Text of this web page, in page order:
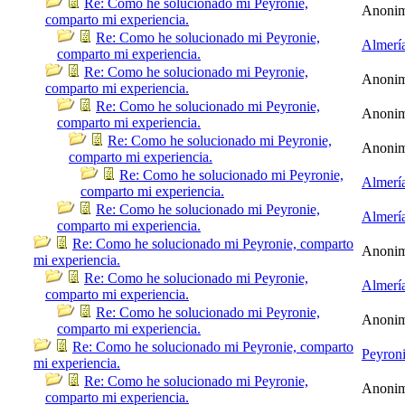
Re: Como he solucionado mi Peyronie,
comparto mi experiencia.
Re: Como he solucionado mi Peyronie,
comparto mi experiencia.
Re: Como he solucionado mi Peyronie,
comparto mi experiencia.
Re: Como he solucionado mi Peyronie,
comparto mi experiencia.
Re: Como he solucionado mi Peyronie,
comparto mi experiencia.
Re: Como he solucionado mi Peyronie,
comparto mi experiencia.
Re: Como he solucionado mi Peyronie,
comparto mi experiencia.
Re: Como he solucionado mi Peyronie, comparto
mi experiencia.
Re: Como he solucionado mi Peyronie,
comparto mi experiencia.
Re: Como he solucionado mi Peyronie,
comparto mi experiencia.
Re: Como he solucionado mi Peyronie, comparto
mi experiencia.
Re: Como he solucionado mi Peyronie,
comparto mi experiencia.